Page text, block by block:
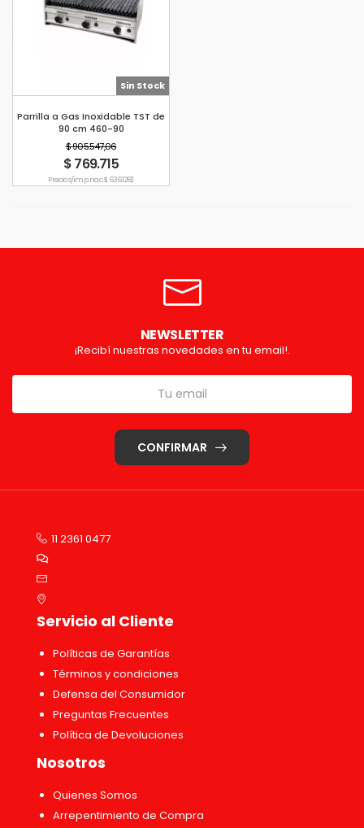
Sin Stock
Parrilla a Gas Inoxidable TST de
90 cm 460-90
$ 905.547,06
$ 769.715
Precio s/imp. nac. $ 636.128,1
NEWSLETTER
¡Recibí nuestras novedades en tu email!.
CONFIRMAR
11 2361 0477
Servicio al Cliente
Políticas de Garantías
Términos y condiciones
Defensa del Consumidor
Preguntas Frecuentes
Política de Devoluciones
Nosotros
Quienes Somos
Arrepentimiento de Compra